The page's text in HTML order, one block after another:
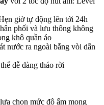
giờ tự động lên tới 24h
phối và lưu thông không
khô quần áo
nước ra ngoài bằng vòi dẫn
dễ dàng tháo rời
chọn mức độ ẩm mong